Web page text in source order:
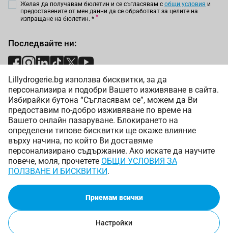
Lillydrogerie.bg използва бисквитки, за да
персонализира и подобри Вашето изживяване в сайта.
Избирайки бутона “Съгласявам се”, можем да Ви
предоставим по-добро изживяване по време на
Вашето онлайн пазаруване. Блокирането на
определени типове бисквитки ще окаже влияние
върху начина, по който Ви доставяме
персонализирано съдържание. Ако искате да научите
повече, моля, прочетете ОБЩИ УСЛОВИЯ ЗА
ПОЛЗВАНЕ И БИСКВИТКИ.
Приемам всички
Настройки
Желая да получавам бюлетин и се съгласявам с общи условия и
предоставените от мен данни да се обработват за целите на
изпращане на бюлетин. *
Последвайте ни:
Начини на плащане:
Начини на доставка:
Copyright © 2025 Лили Дрогерие ЕООД. Всички права
запазени.
Онлайн магазин от